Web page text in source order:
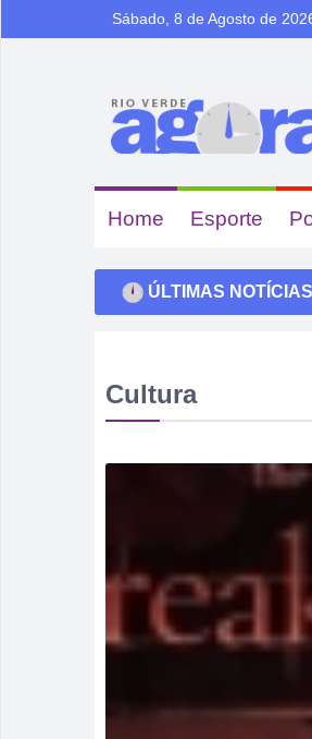
Sábado, 8 de Agosto de
Home Esporte
ÚLTIMAS NOTÍCIAS
Cultura